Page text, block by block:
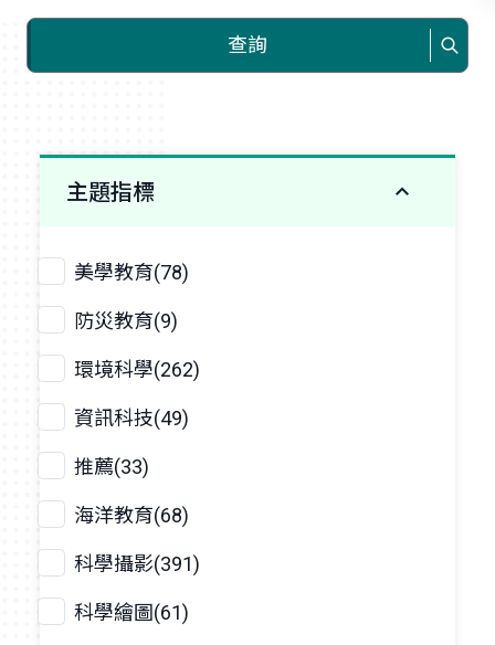
查詢
主題指標
美學教育(78)
防災教育(9)
環境科學(262)
資訊科技(49)
推薦(33)
海洋教育(68)
科學攝影(391)
科學繪圖(61)